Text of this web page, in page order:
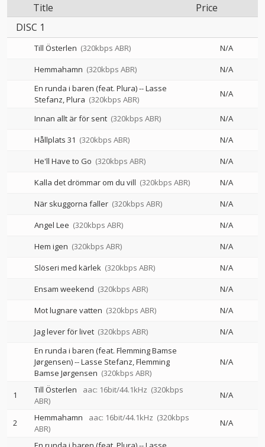
Title
Price
DISC 1
Till Österlen (320kbps ABR)
N/A
Hemmahamn (320kbps ABR)
N/A
En runda i baren (feat. Plura)--Lasse
Stefanz Plura (320kbps ABR)
N/A
Innan allt är för sent (320kbps ABR)
N/A
Hållplats 31 (320kbps ABR)
N/A
He'll Have to Go (320kbps ABR)
N/A
Kalla det drömmar om du vill (320kbps ABR)
N/A
När skuggorna faller (320kbps ABR)
N/A
Angel Lee (320kbps ABR)
N/A
Hem igen (320kbps ABR)
N/A
Slöseri med kärlek (320kbps ABR)
N/A
Ensam weekend (320kbps ABR)
N/A
Mot lugnare vatten (320kbps ABR)
N/A
Jag lever för livet (320kbps ABR)
N/A
En runda i baren (feat. Flemming Bamse
Jørgensen)--Lasse Stefanz Flemming
Bamse Jørgensen (320kbps ABR)
N/A
1 Till Österlen aac: 16bit/44.1kHz (320kbps
ABR)
N/A
2 Hemmahamn aac: 16bit/44.1kHz (320kbps
ABR)
N/A